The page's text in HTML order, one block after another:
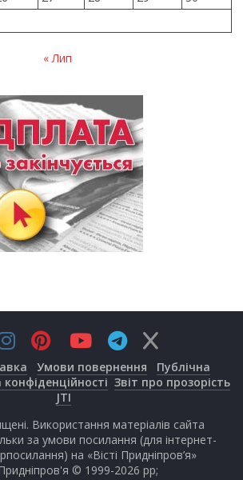
« Лип
Умови повернення
Публічна
конфіденційності Звіт про прозорість
JTI
Використання матеріалів сайта
за умови посилання (для інтернет-
на «Вісті Придніпров’я»
Придніпров'я © 1999-2026 рр;